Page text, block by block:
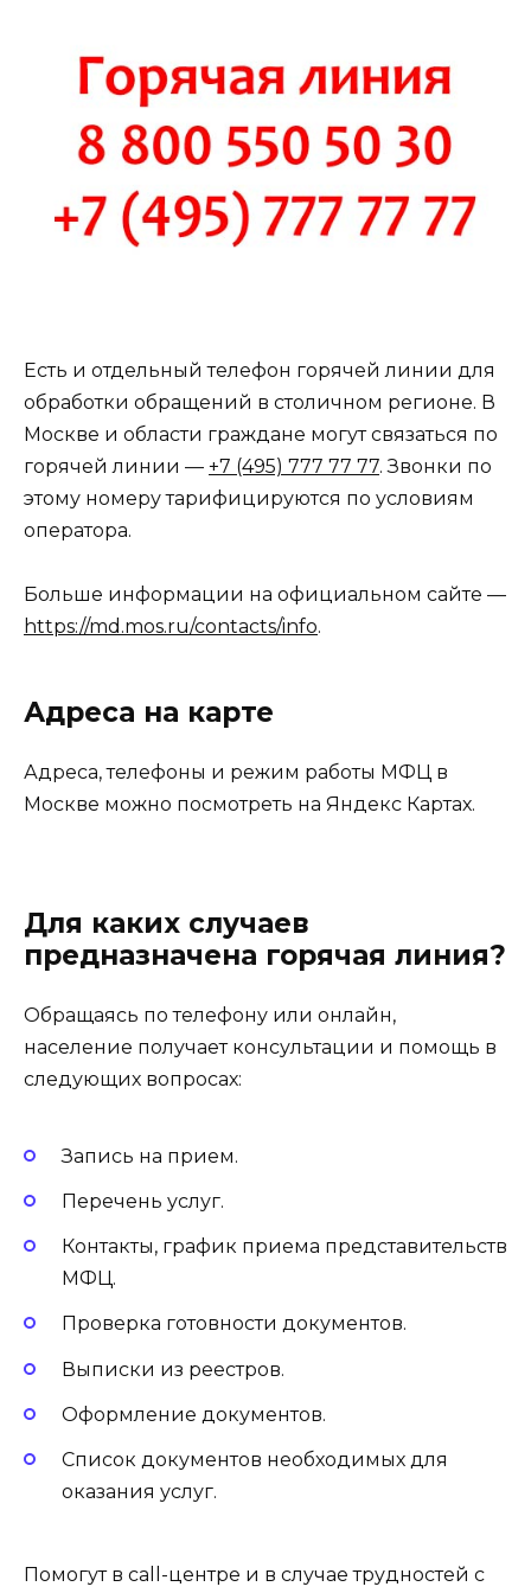
Есть и отдельный телефон горячей линии для
обработки обращений в столичном регионе. В
Москве и области граждане могут связаться по
горячей линии — +7 (495) 777 77 77. Звонки по
этому номеру тарифицируются по условиям
оператора.
Больше информации на официальном сайте —
https://md.mos.ru/contacts/info.
Адреса на карте
Адреса, телефоны и режим работы МФЦ в
Москве можно посмотреть на Яндекс Картах.
Для каких случаев
предназначена горячая линия?
Обращаясь по телефону или онлайн,
население получает консультации и помощь в
следующих вопросах:
Запись на прием.
Перечень услуг.
Контакты, график приема представительств
МФЦ.
Проверка готовности документов.
Выписки из реестров.
Оформление документов.
Список документов необходимых для
оказания услуг.
Помогут в call-центре и в случае трудностей с